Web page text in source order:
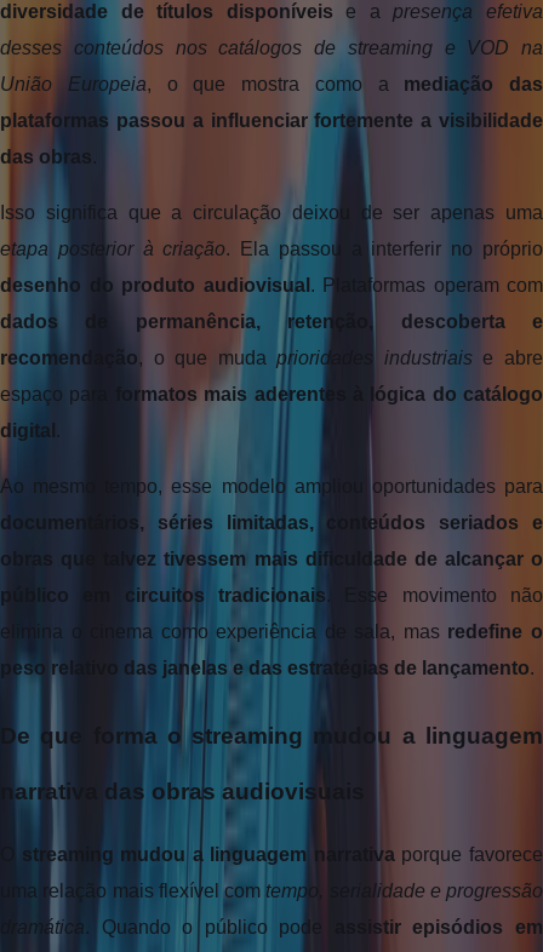
diversidade de títulos disponíveis e a presença efetiva
desses conteúdos nos catálogos de streaming e VOD na
União Europeia, o que mostra como a mediação das
plataformas passou a influenciar fortemente a visibilidade
das obras.
etapa posterior à criação
desenho do produto audiovisual
dados de permanência, retenção, descoberta e
recomendação, o que muda prioridades industriais e abre
espaço para
formatos mais aderentes à lógica do catálogo
digital .
documentários, séries limitadas, conteúdos seriados e
obras que talvez tivessem mais dificuldade de alcançar o
público em circuitos tradicionais. Esse movimento não
elimina o cinema como experiência de sala, mas redefine o
peso relativo das janelas e das estratégias de lançamento.
De que forma o streaming mudou a linguagem
narrativa das obras audiovisuais
streaming mudou a linguagem narrativa porque favorece
uma relação mais flexível com tempo, serialidade e progressão
dramática. Quando o público pode assistir episódios em